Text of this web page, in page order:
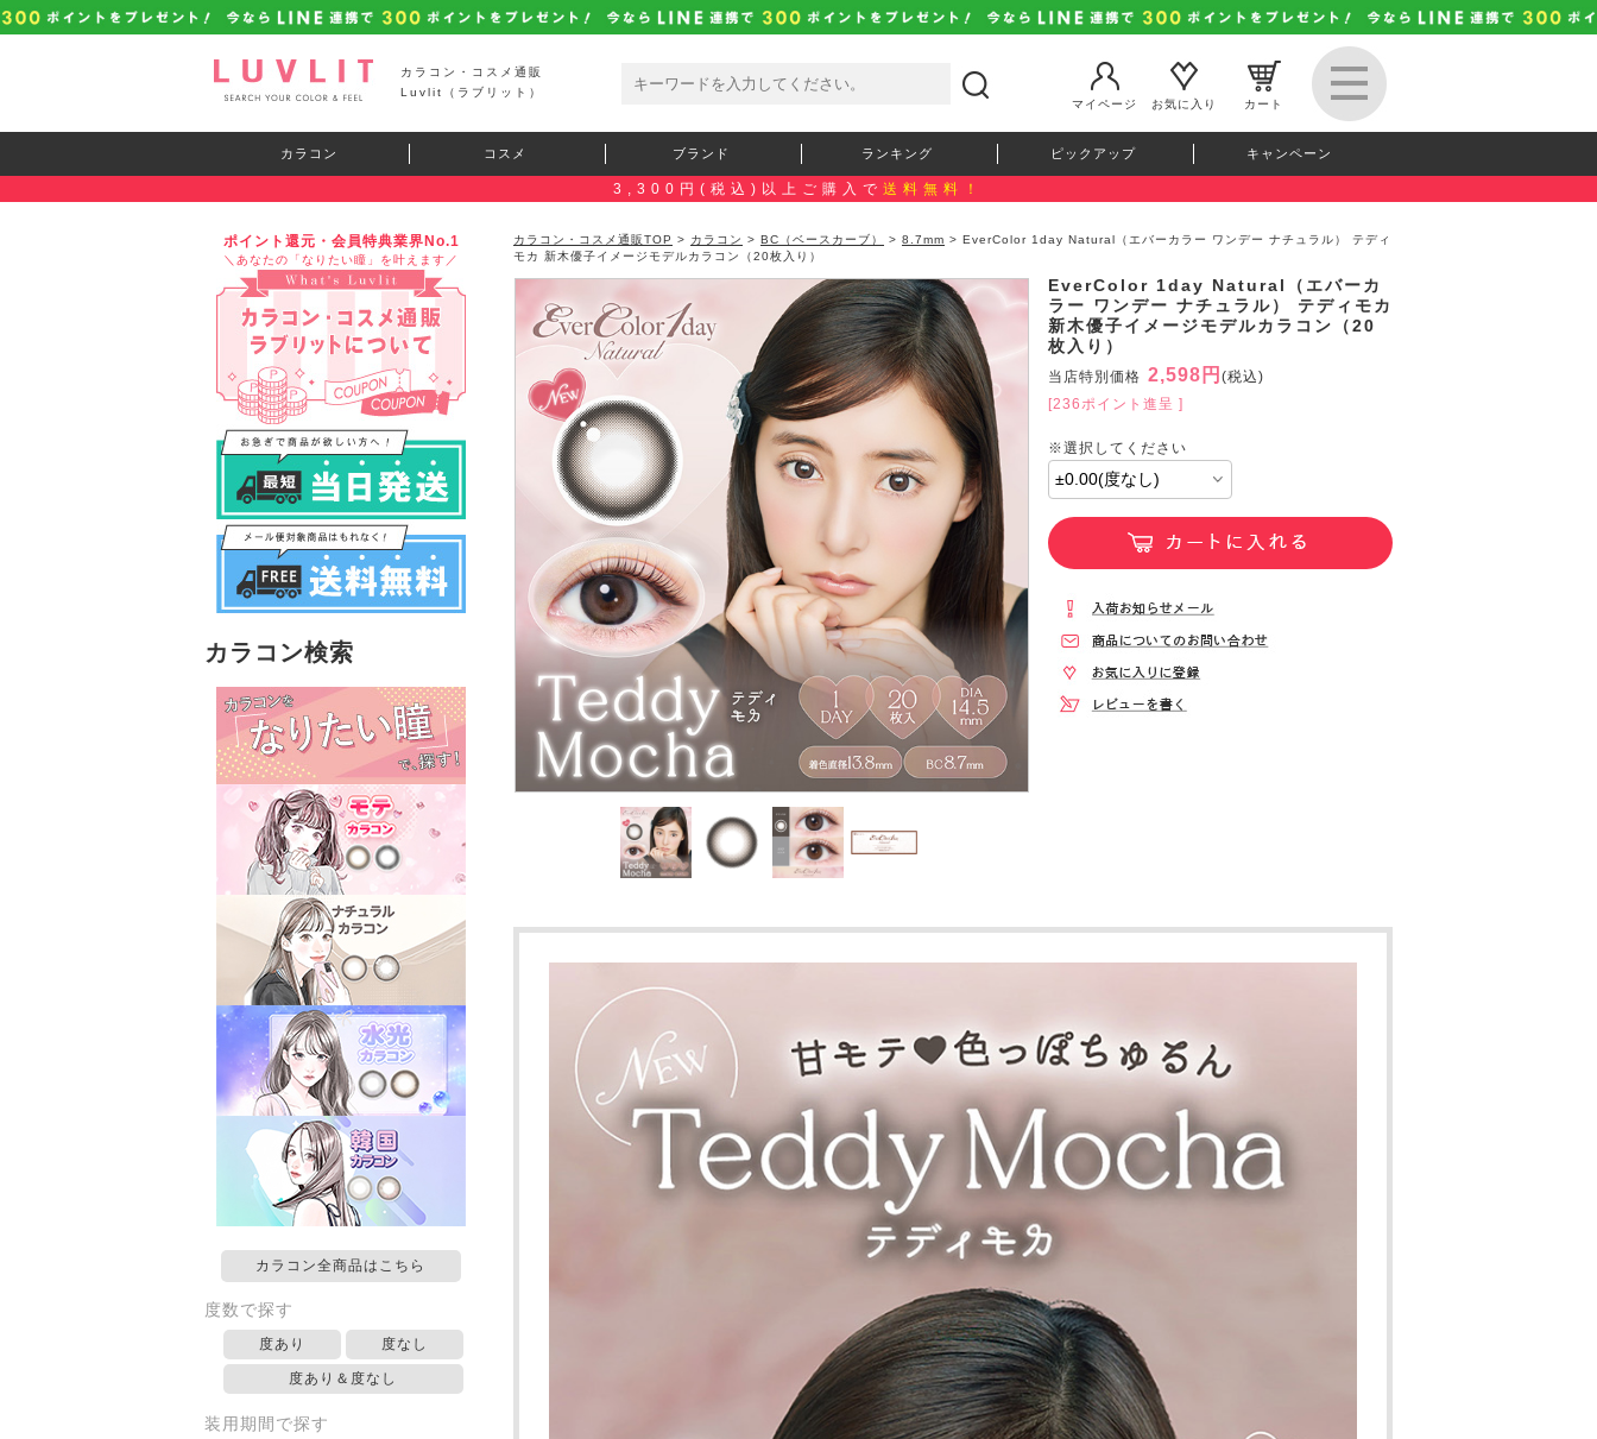
カラコン・コスメ通販
Luvlit（ラブリット）
マイページ
お気に入り カート
カラコン コスメ ブランド ランキング ピックアップ キャンペーン
3,300円(税込)以上ご購入で 送料無料！
ポイント還元・会員特典業界No.1
＼あなたの「なりたい瞳」を叶えます／
カラコン検索
カラコン全商品はこちら
度数で探す
度あり 度なし
度あり＆度なし
装用期間で探す
カラコン・コスメ通販TOP > カラコン > BC（ベースカーブ） > 8.7mm > EverColor 1day Natural（エバーカラー ワンデー ナチュラル） テディ
モカ 新木優子イメージモデルカラコン（20枚入り）
EverColor 1day Natural（エバーカ
ラー ワンデー ナチュラル） テディモカ
新木優子イメージモデルカラコン（20
枚入り）
当店特別価格 2,598円 (税込)
[236ポイント進呈 ]